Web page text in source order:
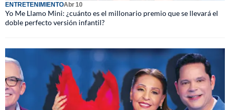
ENTRETENIMIENTOAbr 10
Yo Me Llamo Mini: ¿cuánto es el millonario premio que se llevará el
doble perfecto versión infantil?